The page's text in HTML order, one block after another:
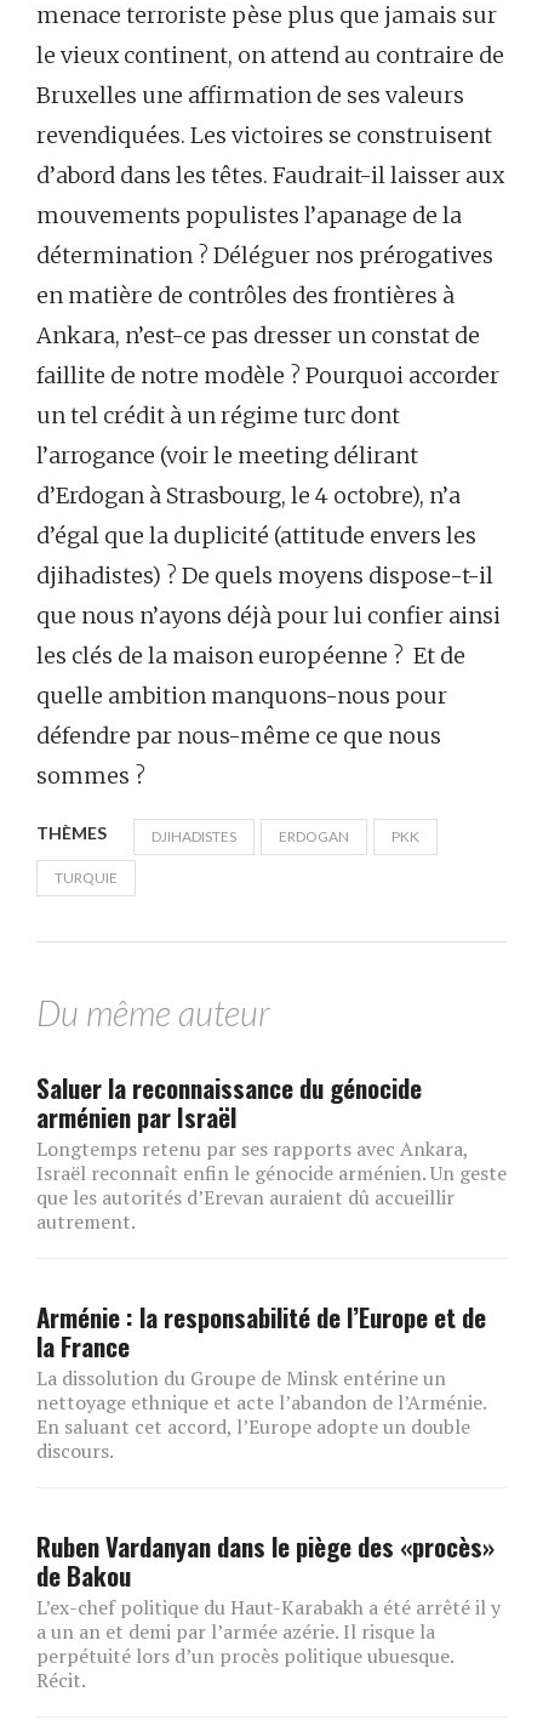
menace terroriste pèse plus que jamais sur
le vieux continent, on attend au contraire de
Bruxelles une affirmation de ses valeurs
revendiquées. Les victoires se construisent
d’abord dans les têtes. Faudrait-il laisser aux
mouvements populistes l’apanage de la
détermination ? Déléguer nos prérogatives
en matière de contrôles des frontières à
Ankara, n’est-ce pas dresser un constat de
faillite de notre modèle ? Pourquoi accorder
un tel crédit à un régime turc dont
l’arrogance (voir le meeting délirant
d’Erdogan à Strasbourg, le 4 octobre), n’a
d’égal que la duplicité (attitude envers les
djihadistes) ? De quels moyens dispose-t-il
que nous n’ayons déjà pour lui confier ainsi
les clés de la maison européenne ? Et de
quelle ambition manquons-nous pour
défendre par nous-même ce que nous
sommes ?
THÈMES DJIHADISTES ERDOGAN PKK
TURQUIE
Du même auteur
Saluer la reconnaissance du génocide
arménien par Israël
Longtemps retenu par ses rapports avec Ankara,
Israël reconnaît enfin le génocide arménien. Un geste
que les autorités d’Erevan auraient dû accueillir
autrement.
Arménie : la responsabilité de l’Europe et de
la France
La dissolution du Groupe de Minsk entérine un
nettoyage ethnique et acte l’abandon de l’Arménie.
En saluant cet accord, l’Europe adopte un double
discours.
Ruben Vardanyan dans le piège des «procès»
de Bakou
L’ex-chef politique du Haut-Karabakh a été arrêté il y
a un an et demi par l’armée azérie. Il risque la
perpétuité lors d’un procès politique ubuesque.
Récit.